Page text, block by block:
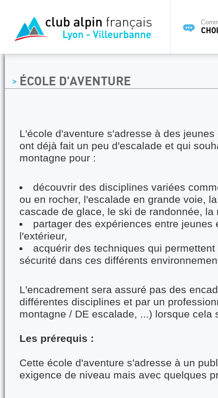
ÉCOLE D'AVENTURE
L'école d'aventure s'adresse à des
ont déjà fait un peu d'escalade et qui
montagne pour :
découvrir des disciplines variées
ou en rocher, l'escalade en grande voie,
cascade de glace, le ski de randonnée, la
partager des expériences entre jeunes
l'extérieur,
acquérir des techniques qui
sécurité dans ces différents
L'encadrement sera assuré pas des
différentes disciplines et par un
montagne / DE escalade, ...) lorsque cela
Les prérequis :
Cette école d'aventure s'adresse à un
exigence de niveau mais avec quelques